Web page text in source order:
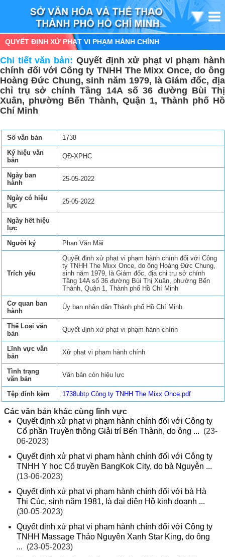
QUYẾT ĐỊNH XỬ PHẠT VI PHẠM HÀNH CHÍNH
Chi tiết văn bản: Quyết định xử phạt vi phạm hành
chính đối với Công ty TNHH The Mixx Once, do ông
Hoàng Đức Chung, sinh năm 1979, là Giám đốc, địa
chỉ trụ sở chính Tầng 14A số 36 đường Bùi Thị
Xuân, phường Bến Thành, Quận 1, Thành phố Hồ
Chí Minh
Số văn bản
1738
Ký hiệu văn
bản
QĐ-XPHC
Ngày ban
hành
25-05-2022
Ngày có hiệu
lực
25-05-2022
Ngày hết hiệu
lực
Người ký
Phan Văn Mãi
Trích yếu
Quyết định xử phạt vi phạm hành chính đối với Công
ty TNHH The Mixx Once, do ông Hoàng Đức Chung,
sinh năm 1979, là Giám đốc, địa chỉ trụ sở chính
Tầng 14A số 36 đường Bùi Thị Xuân, phường Bến
Thành, Quận 1, Thành phố Hồ Chí Minh
Cơ quan ban
hành
Ủy ban nhân dân Thành phố Hồ Chí Minh
Thể Loại văn
bản
Quyết định xử phạt vi phạm hành chính
Lĩnh vực văn
bản
Xử phạt vi phạm hành chính
Tình trạng
văn bản
Văn bản còn hiệu lực
Tệp đính kèm 1738ubtp Công ty TNHH The Mixx Once.pdf
Các văn bản khác cùng lĩnh vực
Quyết định xử phạt vi phạm hành chính đối với Công ty
Cổ phần Truyền thông Giải trí Bến Thành, do ông ... (23-
06-2023)
Quyết định xử phạt vi phạm hành chính đối với Công ty
TNHH Y học Cổ truyền BangKok City, do bà Nguyễn ...
(13-06-2023)
Quyết định xử phạt vi phạm hành chính đối với bà Hà
Thị Cúc, sinh năm 1981, là đại diện Hộ kinh doanh ...
(30-05-2023)
Quyết định xử phạt vi phạm hành chính đối với Công ty
TNHH Massage Thảo Nguyên Xanh Star King, do ông
... (23-05-2023)